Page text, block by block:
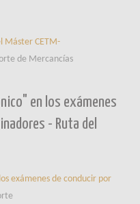
Máster CETM-
de Mercancías
en los exámenes
- Ruta del
exámenes de conducir por